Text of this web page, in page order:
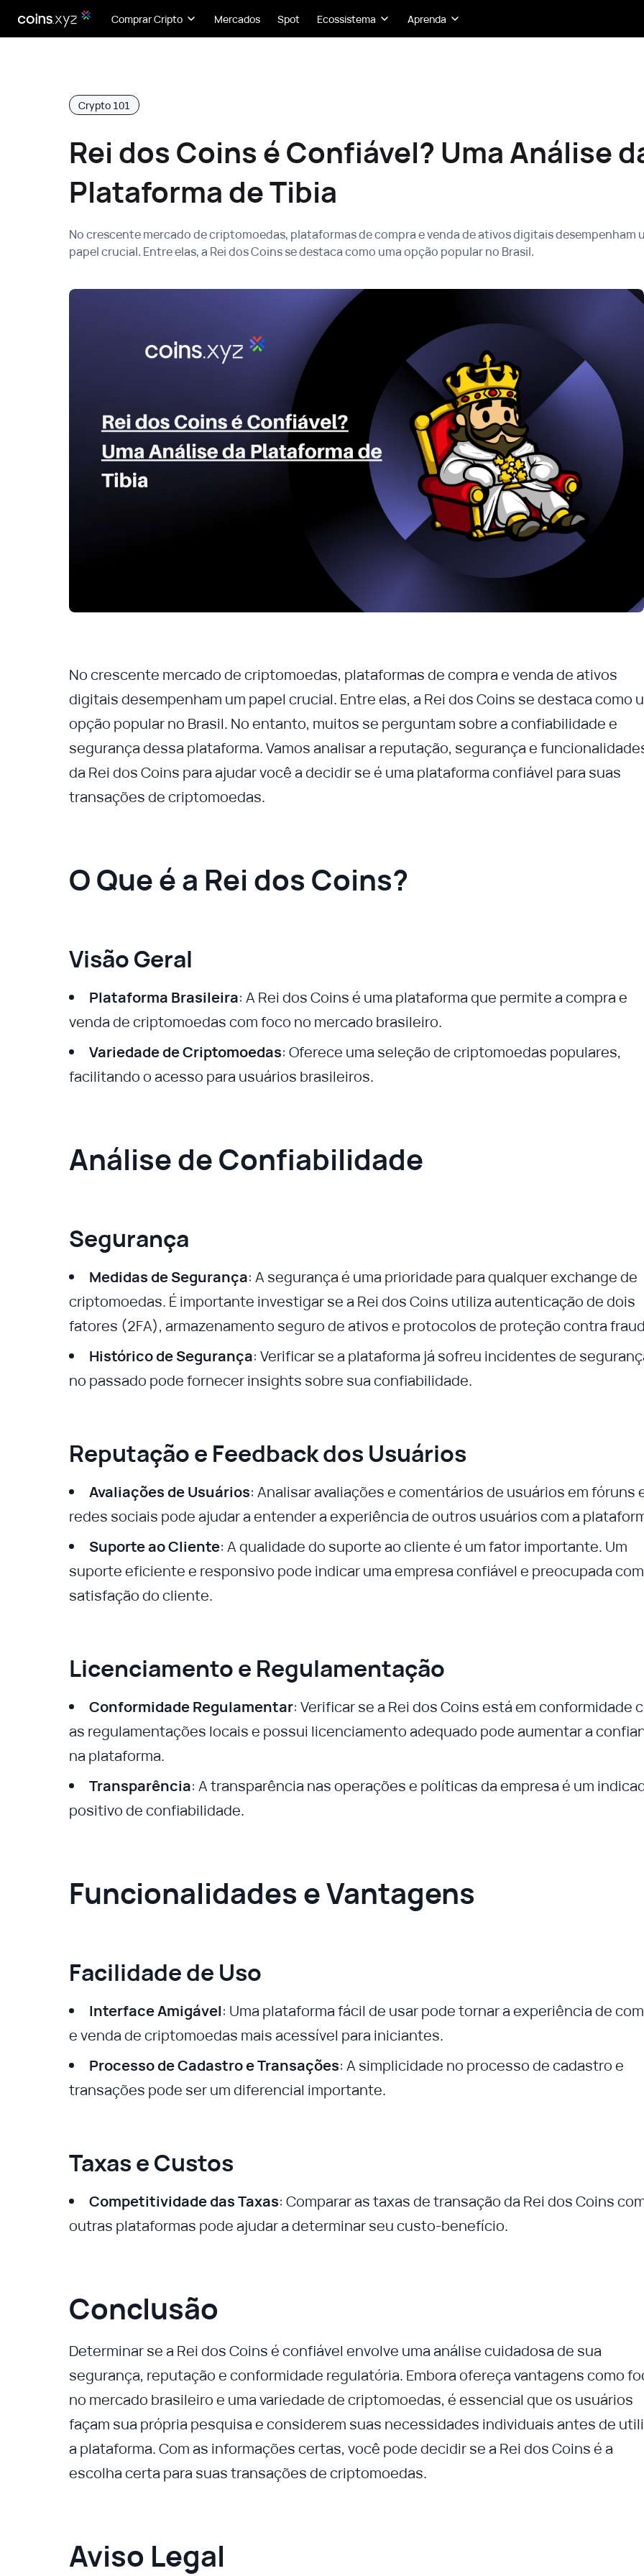
Comprar Cripto Mercados Spot Ecossistema Aprenda
Crypto 101
Rei dos Coins é Confiável? Uma Análise
Plataforma de Tibia
No crescente mercado de criptomoedas, plataformas de compra e venda de ativos digitais desempenham
papel crucial. Entre elas, a Rei dos Coins se destaca como uma opção popular no Brasil.
No crescente mercado de criptomoedas, plataformas de compra e venda de ativos
digitais desempenham um papel crucial. Entre elas, a Rei dos Coins se destaca como
opção popular no Brasil. No entanto, muitos se perguntam sobre a confiabilidade e
segurança dessa plataforma. Vamos analisar a reputação, segurança e
da Rei dos Coins para ajudar você a decidir se é uma plataforma confiável para suas
transações de criptomoedas.
O Que é a Rei dos Coins?
Visão Geral
Plataforma Brasileira: A Rei dos Coins é uma plataforma que permite a compra e
venda de criptomoedas com foco no mercado brasileiro.
Variedade de Criptomoedas: Oferece uma seleção de criptomoedas populares,
facilitando o acesso para usuários brasileiros.
Análise de Confiabilidade
Segurança
Medidas de Segurança: A segurança é uma prioridade para qualquer exchange de
criptomoedas. É importante investigar se a Rei dos Coins utiliza autenticação de dois
fatores (2FA), armazenamento seguro de ativos e protocolos de proteção contra
Histórico de Segurança: Verificar se a plataforma já sofreu incidentes de
no passado pode fornecer insights sobre sua confiabilidade.
Reputação e Feedback dos Usuários
Avaliações de Usuários: Analisar avaliações e comentários de usuários em fóruns
redes sociais pode ajudar a entender a experiência de outros usuários com a
Suporte ao Cliente: A qualidade do suporte ao cliente é um fator importante. Um
suporte eficiente e responsivo pode indicar uma empresa confiável e preocupada
satisfação do cliente.
Licenciamento e Regulamentação
Conformidade Regulamentar: Verificar se a Rei dos Coins está em conformidade
as regulamentações locais e possui licenciamento adequado pode aumentar a
na plataforma.
Transparência: A transparência nas operações e políticas da empresa é um
positivo de confiabilidade.
Funcionalidades e Vantagens
Facilidade de Uso
Interface Amigável: Uma plataforma fácil de usar pode tornar a experiência de
e venda de criptomoedas mais acessível para iniciantes.
Processo de Cadastro e Transações: A simplicidade no processo de cadastro e
transações pode ser um diferencial importante.
Taxas e Custos
Competitividade das Taxas: Comparar as taxas de transação da Rei dos Coins
outras plataformas pode ajudar a determinar seu custo-benefício.
Conclusão
Determinar se a Rei dos Coins é confiável envolve uma análise cuidadosa de sua
segurança, reputação e conformidade regulatória. Embora ofereça vantagens como
no mercado brasileiro e uma variedade de criptomoedas, é essencial que os usuários
façam sua própria pesquisa e considerem suas necessidades individuais antes de
a plataforma. Com as informações certas, você pode decidir se a Rei dos Coins é a
escolha certa para suas transações de criptomoedas.
Aviso Legal